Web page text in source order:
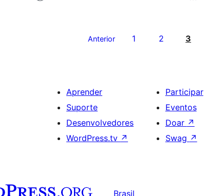
Anterior 1 2 3
Aprender
Suporte
Desenvolvedores
WordPress.tv ↗
Participar
Eventos
Doar ↗
Swag ↗
Brasil